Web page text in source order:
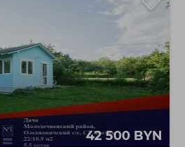
42 500 BYN